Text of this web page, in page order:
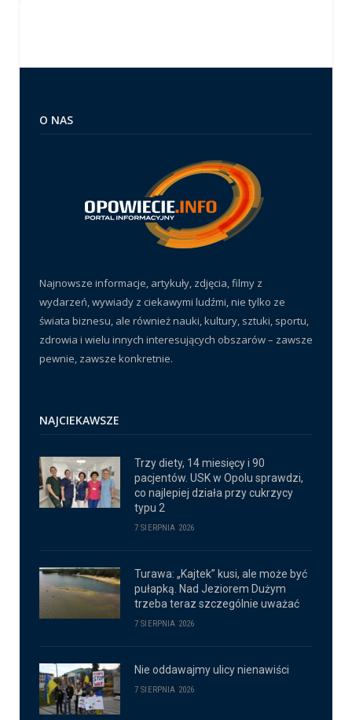
O NAS
Najnowsze informacje, artykuły, zdjęcia, filmy z
wydarzeń, wywiady z ciekawymi ludźmi, nie tylko ze
świata biznesu, ale również nauki, kultury, sztuki, sportu,
zdrowia i wielu innych interesujących obszarów – zawsze
pewnie, zawsze konkretnie.
NAJCIEKAWSZE
Trzy diety, 14 miesięcy i 90
pacjentów. USK w Opolu sprawdzi,
co najlepiej działa przy cukrzycy
typu 2
7 SIERPNIA 2026
Turawa: „Kajtek” kusi, ale może być
pułapką. Nad Jeziorem Dużym
trzeba teraz szczególnie uważać
7 SIERPNIA 2026
Nie oddawajmy ulicy nienawiści
7 SIERPNIA 2026